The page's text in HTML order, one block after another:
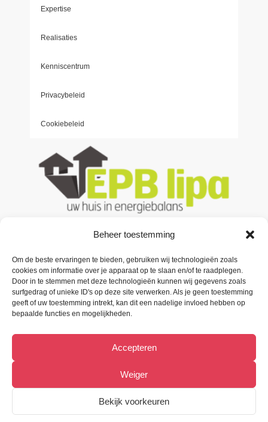
Beheer toestemming
Om de beste ervaringen te bieden, gebruiken wij technologieën zoals
cookies om informatie over je apparaat op te slaan en/of te raadplegen.
Door in te stemmen met deze technologieën kunnen wij gegevens zoals
surfgedrag of unieke ID's op deze site verwerken. Als je geen toestemming
geeft of uw toestemming intrekt, kan dit een nadelige invloed hebben op
bepaalde functies en mogelijkheden.
Accepteren
Weiger
Bekijk voorkeuren
Expertise
Realisaties
Kenniscentrum
Privacybeleid
Cookiebeleid
Contacteer ons
Oude Baan 3 B1,
9200 Oudegem (Dendermonde).
BTW 0832.896.339
Bekijk Facebookpagina